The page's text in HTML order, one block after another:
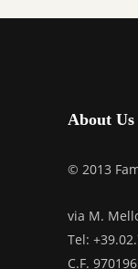
About Us
© 2013
via M.
Tel:
C.F.